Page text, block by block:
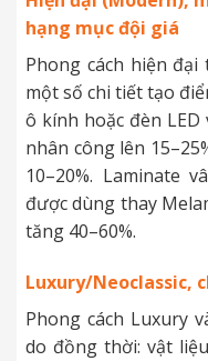
hạng mục đội giá
Phong cách hiện
một số chi tiết tạo
ô kính hoặc đèn
nhân công lên
10–20%. Laminate
được dùng thay
tăng 40–60%.
Luxury/Neoclassic,
Phong cách Luxury
do đồng thời: vật